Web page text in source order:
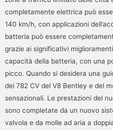
completamente elettrica può
140 km/h, con applicazioni
batteria può essere
grazie ai significativi
capacità della batteria, con una
picco. Quando si desidera una
dei 782 CV del V8 Bentley e del
sensazionali. Le prestazioni del
sono completate da un nuovo
valvola e da molle ad aria a